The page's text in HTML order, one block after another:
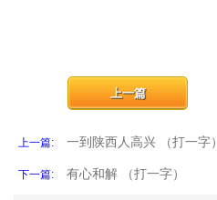
上一篇: 一到陕西人高兴 （打一字）
上一篇
下一篇: 有心和解 （打一字）